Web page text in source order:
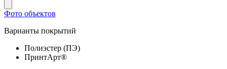
Фото объектов
Варианты покрытий
Полиэстер (ПЭ)
ПринтАрт®